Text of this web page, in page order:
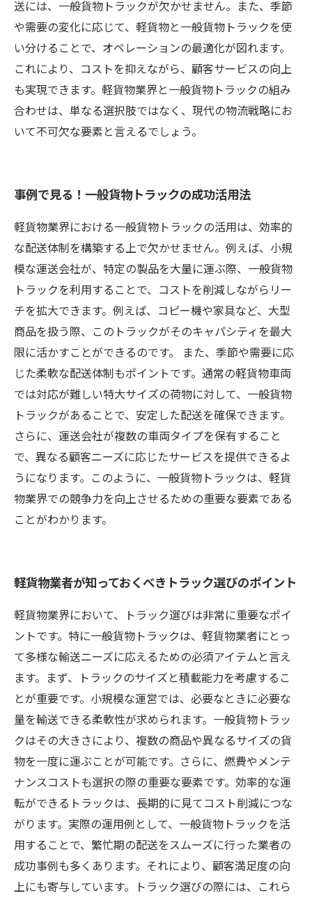
送には、一般貨物トラックが欠かせません。また、季節
や需要の変化に応じて、軽貨物と一般貨物トラックを使
い分けることで、オペレーションの最適化が図れます。
これにより、コストを抑えながら、顧客サービスの向上
も実現できます。軽貨物業界と一般貨物トラックの組み
合わせは、単なる選択肢ではなく、現代の物流戦略にお
いて不可欠な要素と言えるでしょう。
事例で見る！一般貨物トラックの成功活用法
軽貨物業界における一般貨物トラックの活用は、効率的
な配送体制を構築する上で欠かせません。例えば、小規
模な運送会社が、特定の製品を大量に運ぶ際、一般貨物
トラックを利用することで、コストを削減しながらリー
チを拡大できます。例えば、コピー機や家具など、大型
商品を扱う際、このトラックがそのキャパシティを最大
限に活かすことができるのです。 また、季節や需要に応
じた柔軟な配送体制もポイントです。通常の軽貨物車両
では対応が難しい特大サイズの荷物に対して、一般貨物
トラックがあることで、安定した配送を確保できます。
さらに、運送会社が複数の車両タイプを保有すること
で、異なる顧客ニーズに応じたサービスを提供できるよ
うになります。このように、一般貨物トラックは、軽貨
物業界での競争力を向上させるための重要な要素である
ことがわかります。
軽貨物業者が知っておくべきトラック選びのポイント
軽貨物業界において、トラック選びは非常に重要なポイ
ントです。特に一般貨物トラックは、軽貨物業者にとっ
て多様な輸送ニーズに応えるための必須アイテムと言え
ます。まず、トラックのサイズと積載能力を考慮するこ
とが重要です。小規模な運営では、必要なときに必要な
量を輸送できる柔軟性が求められます。一般貨物トラッ
クはその大きさにより、複数の商品や異なるサイズの貨
物を一度に運ぶことが可能です。さらに、燃費やメンテ
ナンスコストも選択の際の重要な要素です。効率的な運
転ができるトラックは、長期的に見てコスト削減につな
がります。実際の運用例として、一般貨物トラックを活
用することで、繁忙期の配送をスムーズに行った業者の
成功事例も多くあります。それにより、顧客満足度の向
上にも寄与しています。トラック選びの際には、これら